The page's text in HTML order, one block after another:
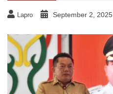
Lapro September 2, 2025